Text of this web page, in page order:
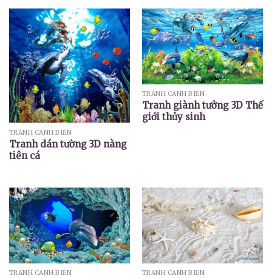
TRANH CẢNH BIỂN
Tranh dán tường 3D nàng
tiên cá
TRANH CẢNH BIỂN
Tranh giành tưởng 3D Thế
giới thủy sinh
TRANH CẢNH BIỂN TRANH CẢNH BIỂN